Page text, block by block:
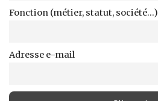
Fonction (métier, statut, société...)
Adresse e-mail